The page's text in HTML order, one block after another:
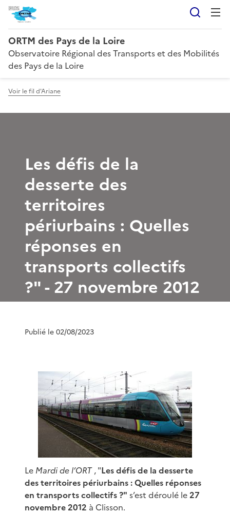
ORTM des Pays de la Loire
Observatoire Régional des Transports et des Mobilités
des Pays de la Loire
Voir le fil d'Ariane
Les défis de la
desserte des
territoires
périurbains : Quelles
réponses en
transports collectifs
?" - 27 novembre 2012
Publié le 02/08/2023
Le Mardi de l’ORT, "Les défis de la desserte
des territoires périurbains : Quelles réponses
en transports collectifs ?" s’est déroulé le27
novembre 2012 à Clisson.